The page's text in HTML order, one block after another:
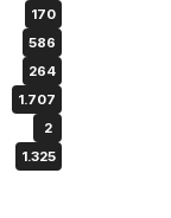
170
586
264
1.707
2
1.325